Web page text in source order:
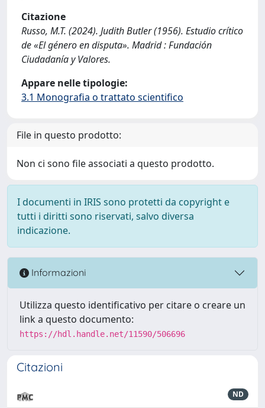
Citazione
Russo, M.T. (2024). Judith Butler (1956). Estudio crítico
de «El género en disputa». Madrid : Fundación
Ciudadanía y Valores.
Appare nelle tipologie:
3.1 Monografia o trattato scientifico
File in questo prodotto:
Non ci sono file associati a questo prodotto.
I documenti in IRIS sono protetti da copyright e
tutti i diritti sono riservati, salvo diversa
indicazione.
Informazioni
Utilizza questo identificativo per citare o creare un
link a questo documento:
https://hdl.handle.net/11590/506696
Citazioni
ND